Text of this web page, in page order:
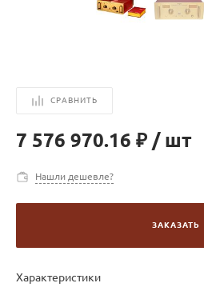
СРАВНИТЬ
7 576 970.16 ₽ / шт
Нашли дешевле?
ЗАКАЗАТЬ
Характеристики